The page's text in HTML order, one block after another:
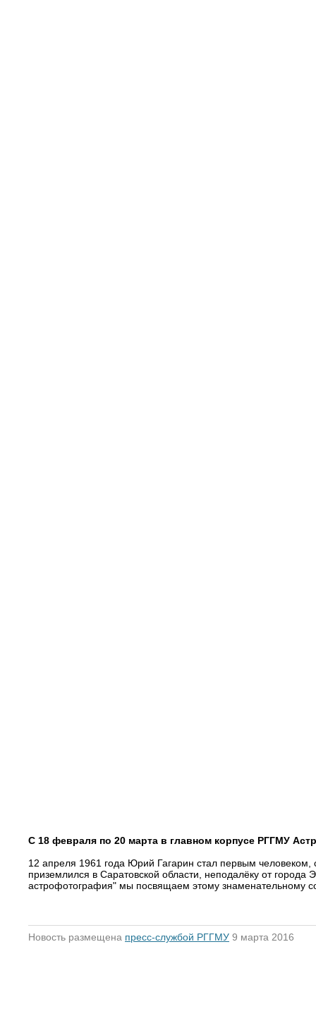
С 18 февраля по 20 марта в главном корпусе РГГМУ
12 апреля 1961 года Юрий Гагарин стал первым человеком,
приземлился в Саратовской области, неподалёку от
астрофотография" мы посвящаем этому знаменательному
Новость размещена пресс-службой РГГМУ 9 марта 2016